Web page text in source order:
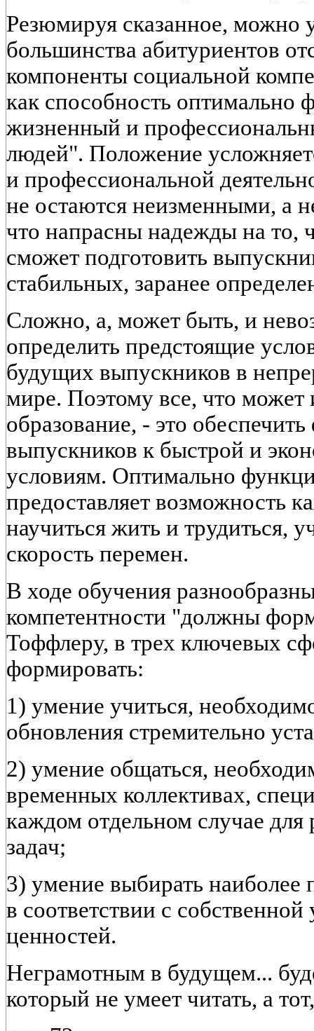
Резюмируя сказанное, можно
большинства абитуриентов
компоненты социальной
как способность оптимально
жизненный и
людей". Положение
и профессиональной
не остаются неизменными, а
что напрасны надежды на то,
сможет подготовить
стабильных, заранее
Сложно, а, может быть, и
определить предстоящие
будущих выпускников в
мире. Поэтому все, что может
образование, - это
выпускников к быстрой и
условиям. Оптимально
предоставляет возможность
научиться жить и трудиться,
скорость перемен.
В ходе обучения
компетентности "должны
Тоффлеру, в трех ключевых
формировать:
1) умение учиться,
обновления стремительно
2) умение общаться,
временных коллективах,
каждом отдельном случае
задач;
3) умение выбирать наиболее
в соответствии с
ценностей.
Неграмотным в будущем...
который не умеет читать, а